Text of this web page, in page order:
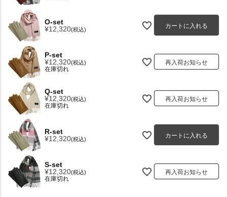
O-set
¥12,320 税込 カートに入れる
P-set
¥12,320 税込
在庫切れ
再入荷お知らせ
Q-set
¥12,320 税込
在庫切れ
再入荷お知らせ
R-set
¥12,320 税込 カートに入れる
S-set
¥12,320 税込
在庫切れ
再入荷お知らせ